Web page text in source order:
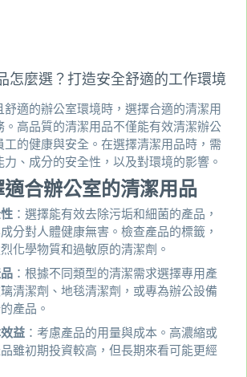
怎麼選？打造安全舒適的工作環境
適的辦公室環境時，選擇合適的清潔用
。高品質的清潔用品不僅能有效清潔辦公
工的健康與安全。在選擇清潔用品時，需
、成分的安全性，以及對環境的影響。
適合辦公室的清潔用品
：選擇能有效去除污垢和細菌的產品，
分對人體健康無害。檢查產品的標籤，
化學物質和過敏原的清潔劑。
：根據不同類型的清潔需求選擇專用產
清潔劑、地毯清潔劑，或專為辦公設備
產品。
益 ：考慮產品的用量與成本。高濃縮或
雖初期投資較高，但長期來看可能更經